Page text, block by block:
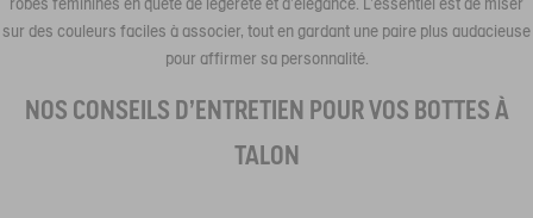
robes féminines en quête de légèreté et d’élégance. L’essentiel est de miser
sur des couleurs faciles à associer, tout en gardant une paire plus audacieuse
pour affirmer sa personnalité.
NOS CONSEILS D'ENTRETIEN POUR VOS BOTTES À
TALON